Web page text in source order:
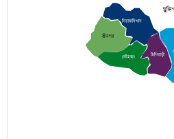
শ্রীনগর
সিরাজদিখান
টংগিবাড়ী
লৌহজং